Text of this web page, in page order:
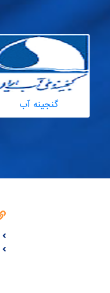
گنجینه آب